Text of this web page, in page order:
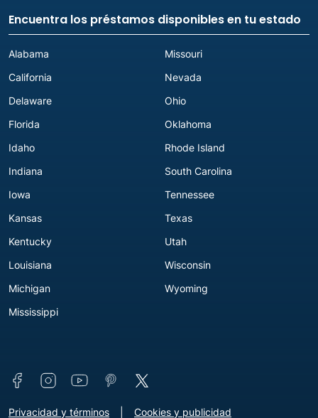
Encuentra los préstamos disponibles en tu estado
Alabama
California
Delaware
Florida
Idaho
Indiana
Iowa
Kansas
Kentucky
Louisiana
Michigan
Mississippi
Missouri
Nevada
Ohio
Oklahoma
Rhode Island
South Carolina
Tennessee
Texas
Utah
Wisconsin
Wyoming
Connect with us
Footer - Extra Links [v3]
Privacidad y términos Cookies y publicidad